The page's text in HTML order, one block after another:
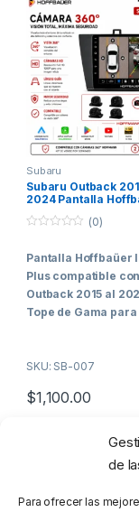
de
Para ofrecer las
Subaru
Subaru Outback
2024 Pantalla
Infinity Plus CarPlay
Android Auto
u
o
f
(0)
Pantalla Hoffbaüer
Plus compatible
Outback 2015 al
Tope de Gama
Hoffbaüer Infinity
nivel de tecnología,
actualmente dentro
para vehículos que
SKU: SB-007
$1,100.00